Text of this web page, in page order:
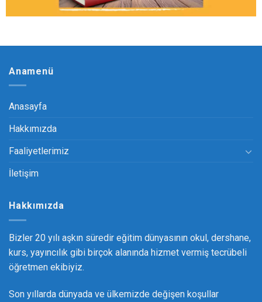
Anamenü
Anasayfa
Hakkımızda
Faaliyetlerimiz
İletişim
Hakkımızda
Bizler 20 yılı aşkın süredir eğitim dünyasının okul, dershane,
kurs, yayıncılık gibi birçok alanında hizmet vermiş tecrübeli
öğretmen ekibiyiz.
Son yıllarda dünyada ve ülkemizde değişen koşullar